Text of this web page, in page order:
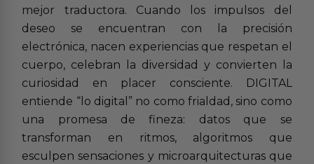
mejor traductora. Cuando los impulsos del
deseo se encuentran con la precisión
electrónica, nacen experiencias que respetan el
cuerpo, celebran la diversidad y convierten la
curiosidad en placer consciente. DIGITAL
entiende “lo digital” no como frialdad, sino como
una promesa de fineza: datos que se
transforman en ritmos, algoritmos que
esculpen sensaciones y microarquitecturas que